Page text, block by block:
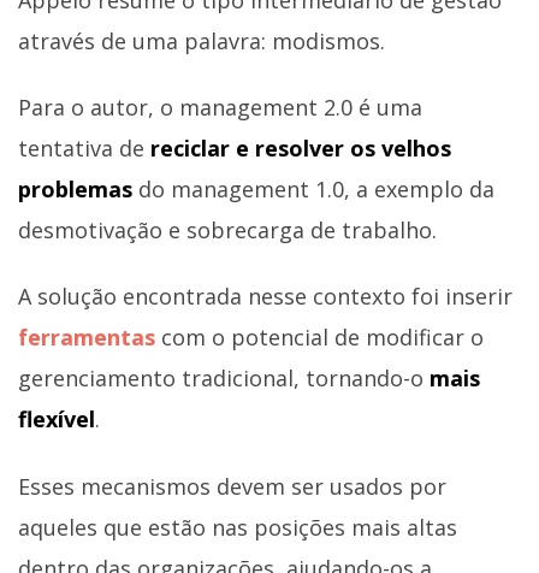
através de uma palavra: modismos.
Para o autor, o management 2.0 é uma
tentativa de reciclar e resolver os velhos
problemas do management 1.0, a exemplo da
desmotivação e sobrecarga de trabalho.
A solução encontrada nesse contexto foi inserir
ferramentas com o potencial de modificar o
gerenciamento tradicional, tornando-o mais
flexível.
Esses mecanismos devem ser usados por
aqueles que estão nas posições mais altas